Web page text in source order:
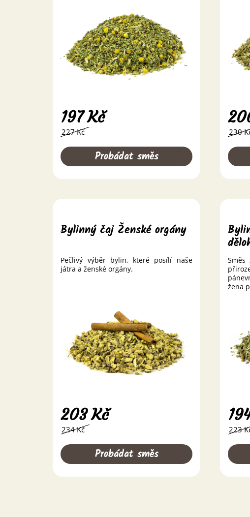
197 Kč
227 Kč
Probádat směs
230
Bylinný čaj Ženské orgány
Pečlivý výběr bylin, které posílí naše
játra a ženské orgány.
203 Kč
234 Kč
Probádat směs
Směs
žena
223